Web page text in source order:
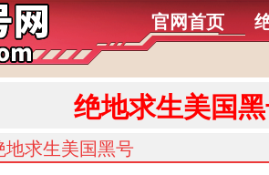
官网首页
绝地求生美国
地求生美国黑号